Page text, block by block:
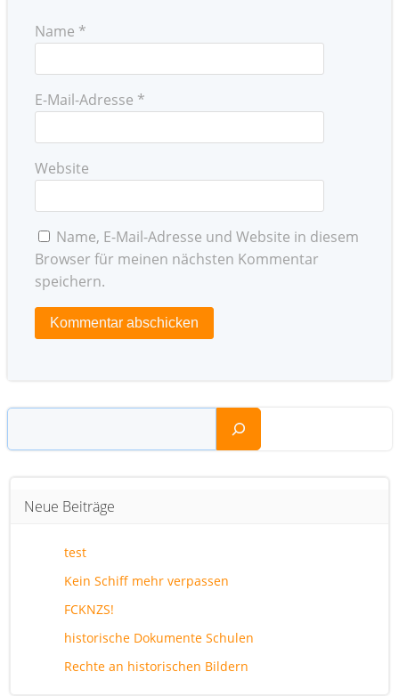
Name *
E-Mail-Adresse *
Website
Name, E-Mail-Adresse und Website in diesem
Browser für meinen nächsten Kommentar
speichern.
Suchen
Neue Beiträge
test
Kein Schiff mehr verpassen
FCKNZS!
historische Dokumente Schulen
Rechte an historischen Bildern